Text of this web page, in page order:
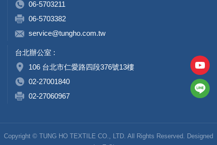
06-5703211
06-5703382
service@tungho.com.tw
台北辦公室 :
106 台北市仁愛路四段376號13樓
02-27001840
02-27060967
Copyright © TUNG HO TEXTILE CO., LTD. All Rights Reserved. Designed